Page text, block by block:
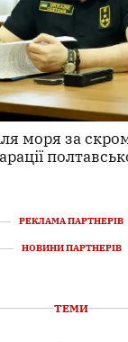
моря за
РЕКЛАМА ПАРТНЕРІВ
НОВИНИ ПАРТНЕРІВ
ТЕМИ